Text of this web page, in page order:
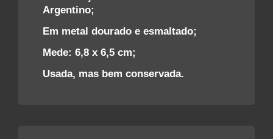
Argentino;
Em metal dourado e esmaltado;
Mede: 6,8 x 6,5 cm;
Usada, mas bem conservada.